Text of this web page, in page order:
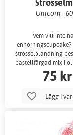
Unicorn -
Vem vill inte
enhörningscupcake?
strösselblandning
pastellfärgad mix i
och naturligtvi
75 kr
Lägg i